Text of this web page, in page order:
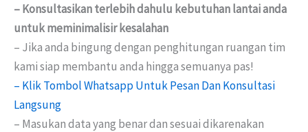
– Konsultasikan terlebih dahulu kebutuhan lantai anda
untuk meminimalisir kesalahan
– Jika anda bingung dengan penghitungan ruangan tim
kami siap membantu anda hingga semuanya pas!
– Klik Tombol Whatsapp Untuk Pesan Dan Konsultasi
Langsung
– Masukan data yang benar dan sesuai dikarenakan